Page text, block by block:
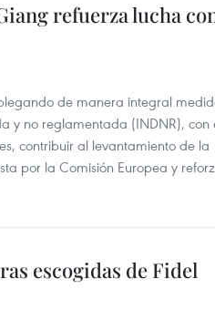
refuerza lucha
de manera integral
y no reglamentada (INDNR), con
contribuir al levantamiento de la
por la Comisión Europea y
escogidas de Fidel